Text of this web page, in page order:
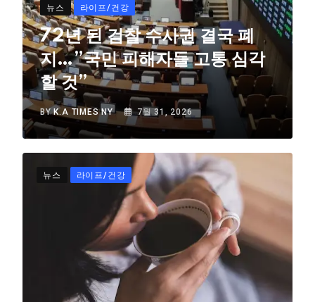
뉴스 라이프/건강
72년 된 검찰 수사권 결국 폐
지…”국민 피해자들 고통 심각
할 것”
BYK.A TIMES NY 7월 31, 2026
뉴스 라이프/건강